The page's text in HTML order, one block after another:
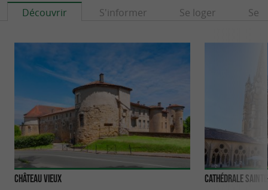
Découvrir S'informer Se loger Se
Château Vieux Cathédrale